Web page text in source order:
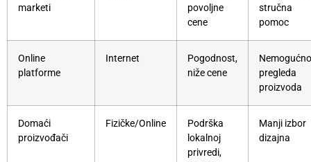
marketi
povoljne
cene
stručna
pomoc
Online
platforme
Internet
Pogodnost,
niže cene
pregleda
proizvoda
Domaći
proizvođači
Fizičke/Online
Podrška
lokalnoj
privredi,
Manji izbor
dizajna